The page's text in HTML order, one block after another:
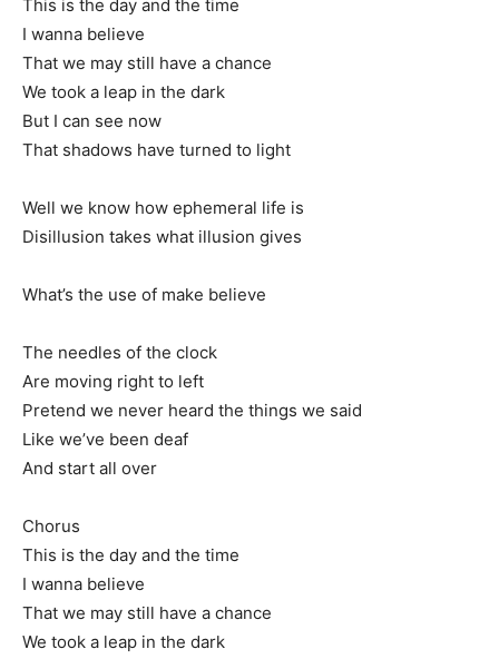
This is the day and the time
I wanna believe
That we may still have a chance
We took a leap in the dark
But I can see now
That shadows have turned to light
Well we know how ephemeral life is
Disillusion takes what illusion gives
What’s the use of make believe
The needles of the clock
Are moving right to left
Pretend we never heard the things we said
Like we’ve been deaf
And start all over
Chorus
This is the day and the time
I wanna believe
That we may still have a chance
We took a leap in the dark